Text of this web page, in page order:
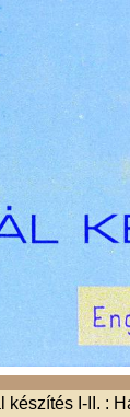
készítés I-II. :